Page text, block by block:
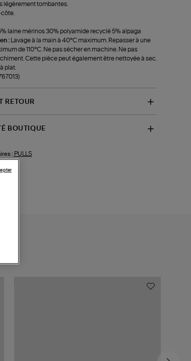
légèrement tombantes.
laine mérinos 30% polyamide recyclé 5% alpaga
:
Lavage à la main à 40°C maximum. Repasser à une
de 110°C. Ne pas sécher en machine. Ne pas
Cette pièce peut également être nettoyée à sec.
plat.
RETOUR
BOUTIQUE
: PULLS